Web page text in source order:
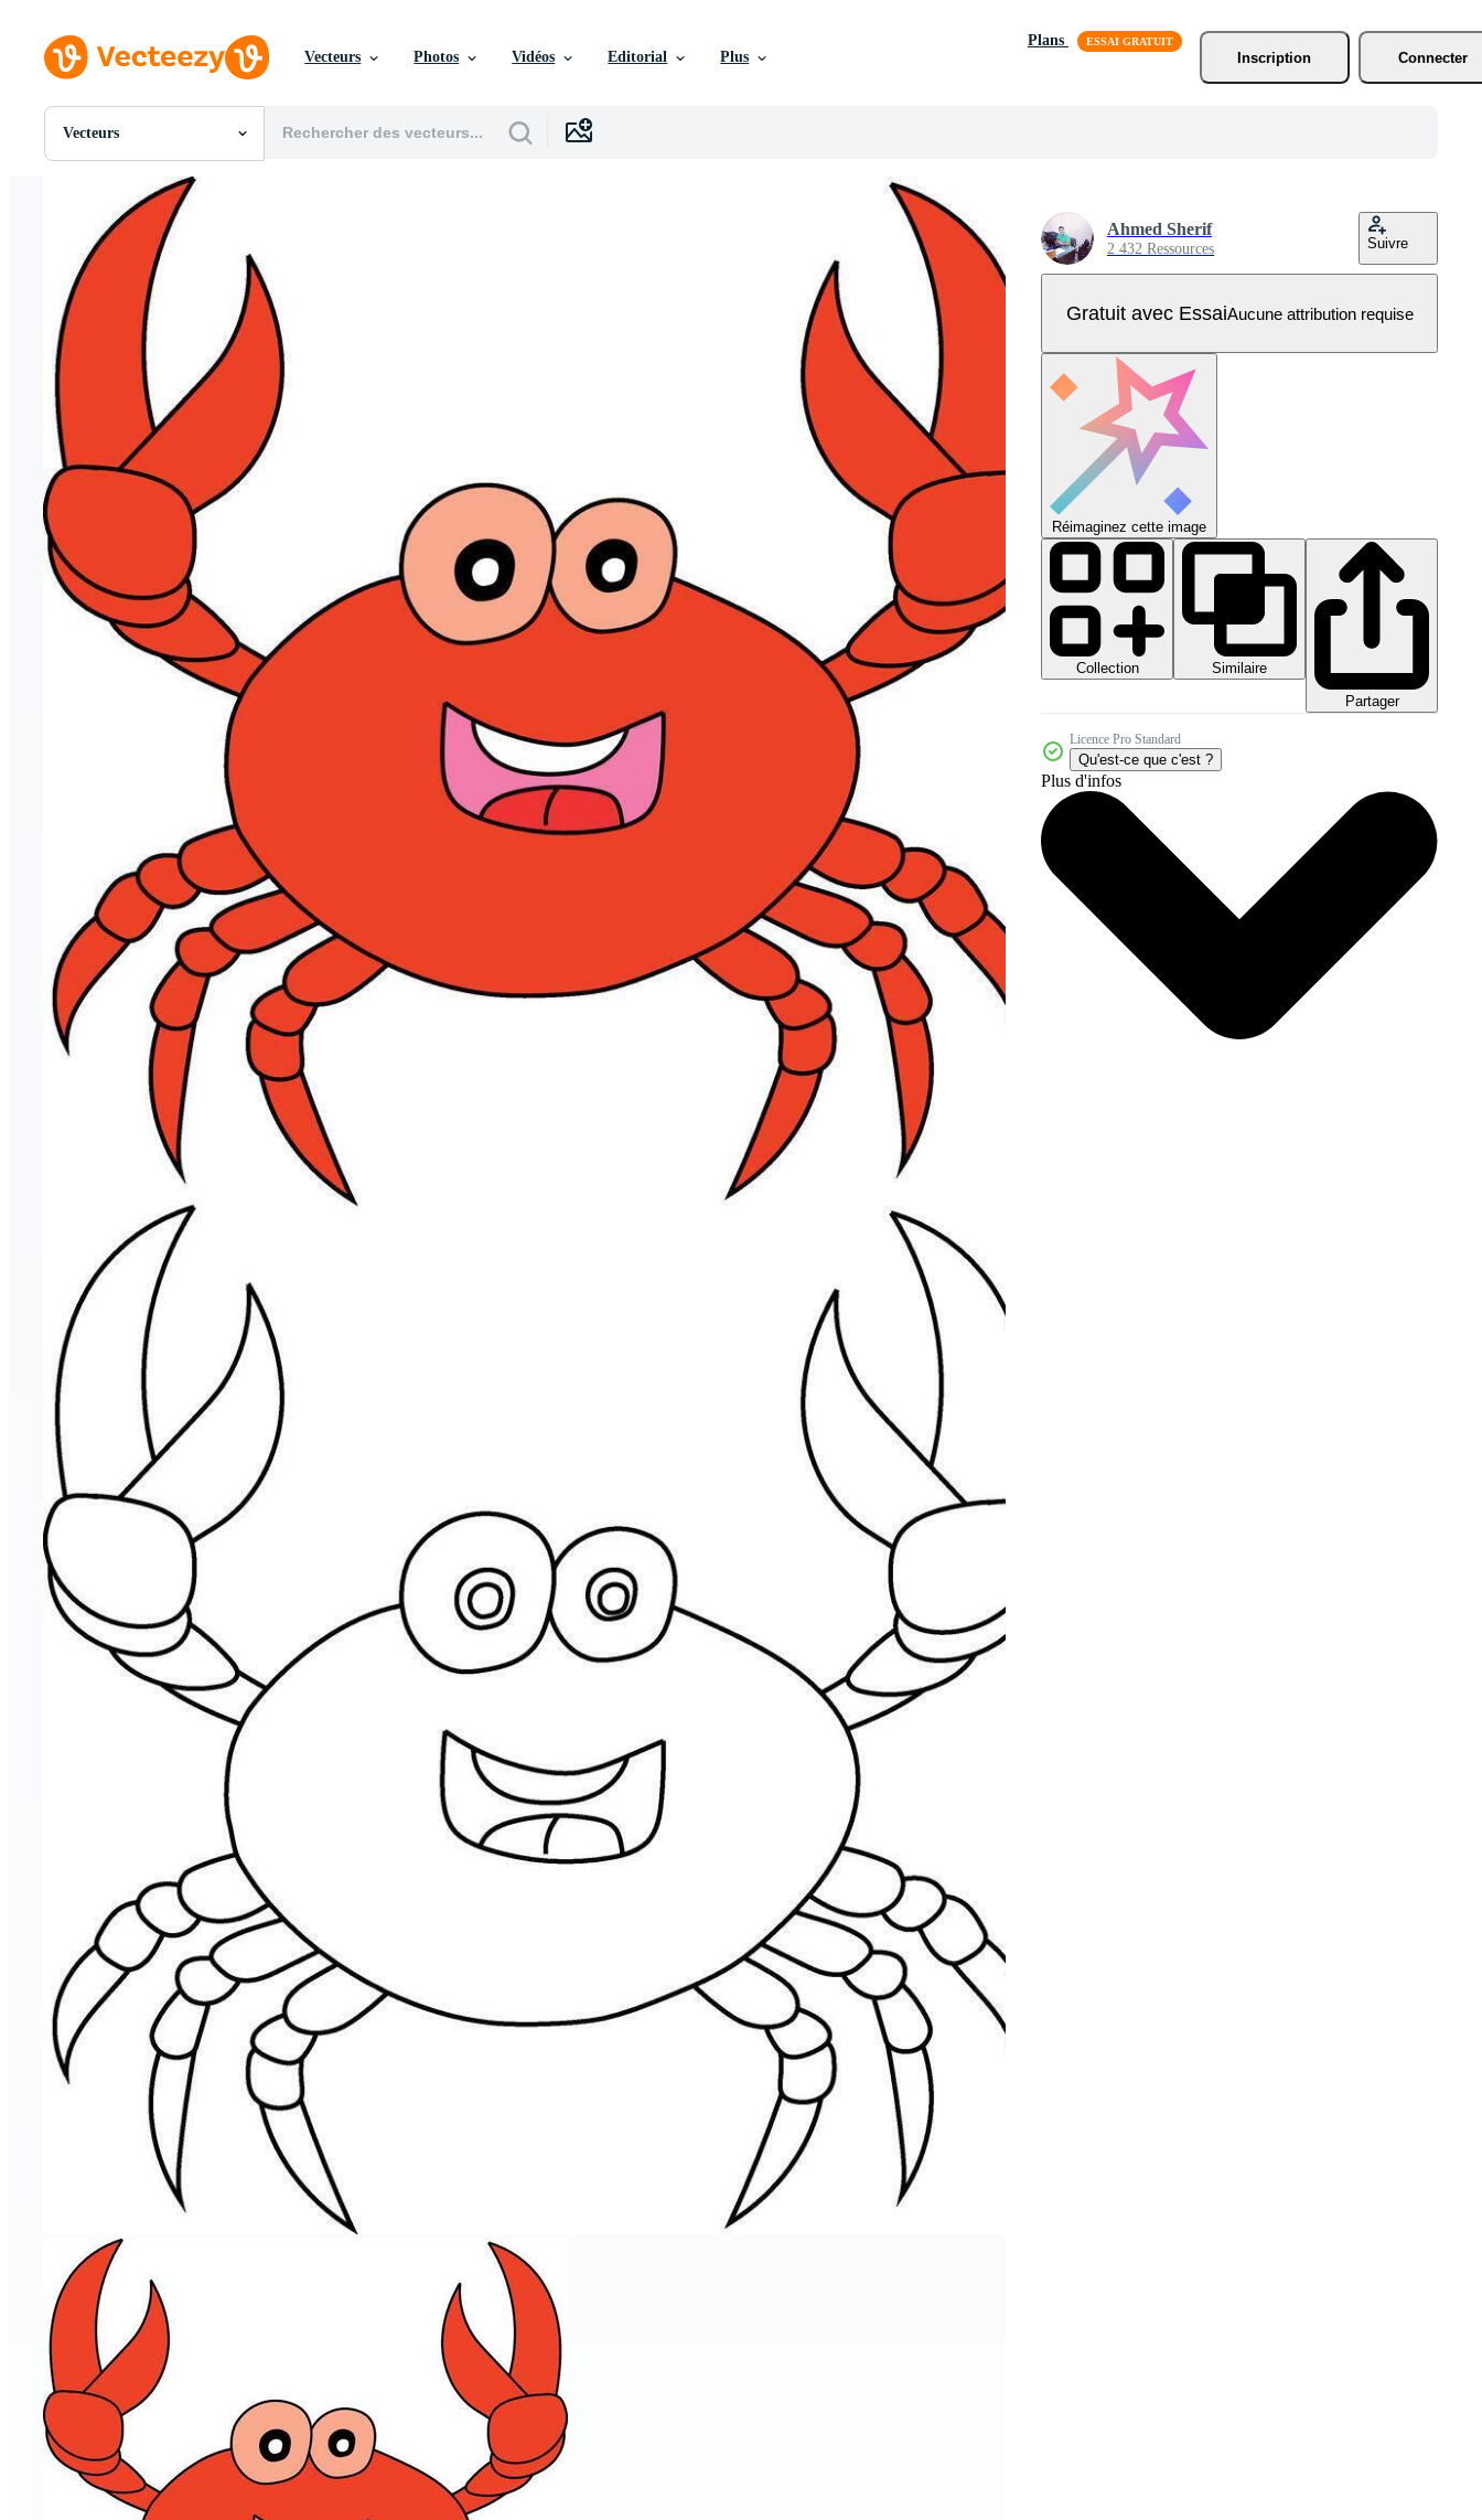
Vecteurs Photos Vidéos Editorial Plus
Plans
Inscription
Connecter
Vecteurs
Toutes Images
PNGs
PSDs
SVGs
Vecteurs
Motion graphics
Images Éditoriales
Événements Éditoriaux
Ahmed Sherif
2 432 Ressources Suivre
Gratuit avec EssaiAucune attribution requise
Réimaginez cette image
Collection
Similaire
Partager
Licence Pro Standard
Qu'est-ce que c'est ?
Plus d'infos